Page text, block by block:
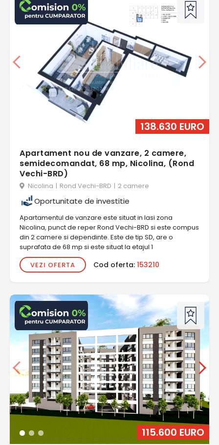
138.630 EURO
Apartament nou de vanzare, 2 camere,
semidecomandat, 68 mp, Nicolina, (Rond
Vechi-BRD)
Nicolina | Rond Vechi-BRD | 2 camere
Oportunitate de investitie
Apartamentul de vanzare este situat in Iasi zona
Nicolina, punct de reper Rond Vechi-BRD si este compus
din 2 camere si dependinte. Este de tip SD, are o
suprafata de 68 mp si este situat la etajul 1
VEZI OFERTA
Cod oferta: 153210
115.600 EURO